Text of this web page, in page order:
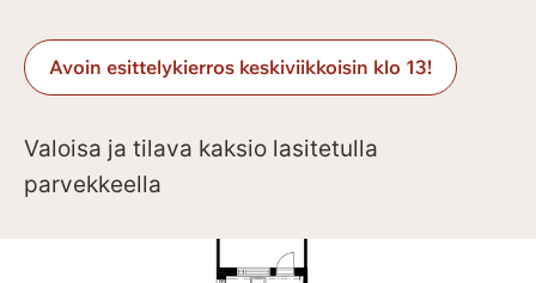
Avoin esittelykierros keskiviikkoisin klo 13!
Valoisa ja tilava kaksio lasitetulla
parvekkeella